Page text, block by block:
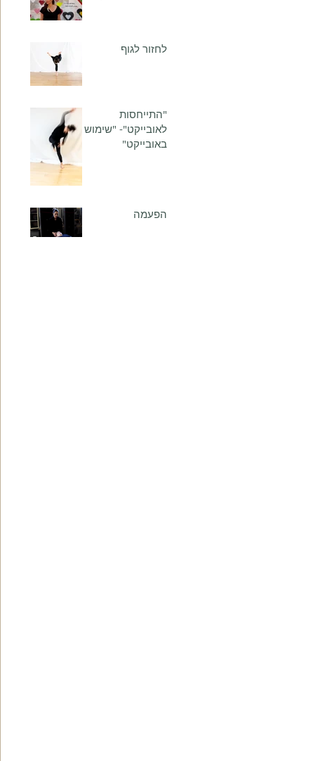
לחזור לגוף
"התייחסות
לאובייקט"- "שימוש
באובייקט"
הפעמה